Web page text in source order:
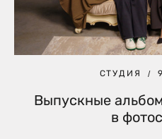
СТУДИЯ
Выпускные
в